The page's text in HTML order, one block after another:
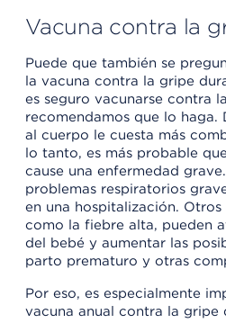
Vacuna contra la
Puede que también se
la vacuna contra la gripe
es seguro vacunarse contra
recomendamos que lo haga.
al cuerpo le cuesta más
lo tanto, es más probable
cause una enfermedad
problemas respiratorios
en una hospitalización.
como la fiebre alta, pueden
del bebé y aumentar las
parto prematuro y otras
Por eso, es especialmente
vacuna anual contra la gripe